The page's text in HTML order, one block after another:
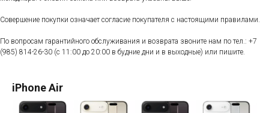
Совершение покупки означает согласие покупателя с настоящими правилами.
По вопросам гарантийного обслуживания и возврата звоните нам по тел.: +7
(985) 814-26-30 (с 11:00 до 20:00 в будние дни и в выходные) или пишите.
iPhone Air